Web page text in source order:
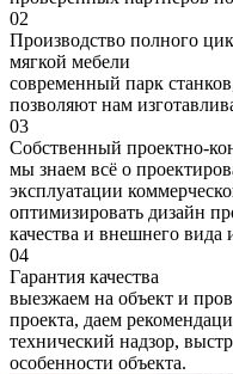
02
Производство полного
мягкой мебели
современный парк
позволяют нам
03
Собственный проектно-
мы знаем всё о
эксплуатации
оптимизировать дизайн
качества и внешнего вида
04
Гарантия качества
выезжаем на объект и
проекта, даем
технический надзор,
особенности объекта.